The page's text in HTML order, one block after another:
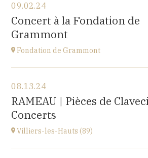
Château d'Aigle
Place du Château 1, 1860 Aigle, SUISSE
at20H00
09.02.24
Concert à la Fondation de
Grammont
Fondation de Grammont
Fondation de Grammont
205 rue de l'Hôpital, 70110
at14H
08.13.24
RAMEAU | Pièces de
Concerts
Villiers-les-Hauts (89)